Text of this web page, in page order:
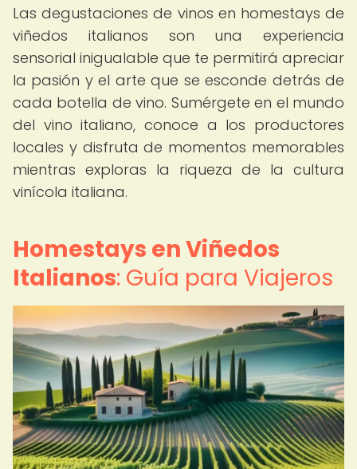
Las degustaciones de vinos en homestays de
viñedos italianos son una experiencia
sensorial inigualable que te permitirá apreciar
la pasión y el arte que se esconde detrás de
cada botella de vino. Sumérgete en el mundo
del vino italiano, conoce a los productores
locales y disfruta de momentos memorables
mientras exploras la riqueza de la cultura
vinícola italiana.
Homestays en Viñedos
Italianos: Guía para Viajeros